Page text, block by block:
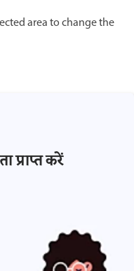
area to change the
करें